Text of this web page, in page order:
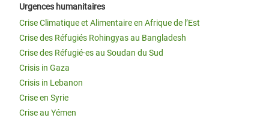
Urgences humanitaires
Crise Climatique et Alimentaire en Afrique de l’Est
Crise des Réfugiés Rohingyas au Bangladesh
Crise des Réfugié·es au Soudan du Sud
Crisis in Gaza
Crisis in Lebanon
Crise en Syrie
Crise au Yémen